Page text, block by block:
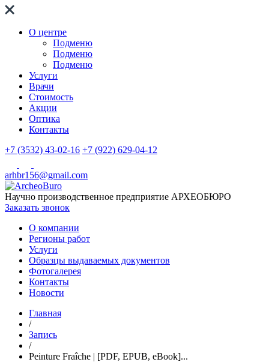
О центре
Подменю
Подменю
Подменю
Услуги
Врачи
Стоимость
Акции
Оптика
Контакты
+7 (3532) 43-02-16 +7 (922) 629-04-12
arhbr156@gmail.com
Научно производственное предприятие АРХЕОБЮРО
Заказать звонок
О компании
Регионы работ
Услуги
Образцы выдаваемых документов
Фотогалерея
Контакты
Новости
Главная
/
Запись
/
Peinture Fraîche | [PDF, EPUB, eBook]...